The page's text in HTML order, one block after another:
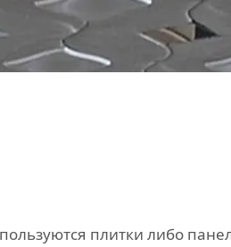
плитки либо